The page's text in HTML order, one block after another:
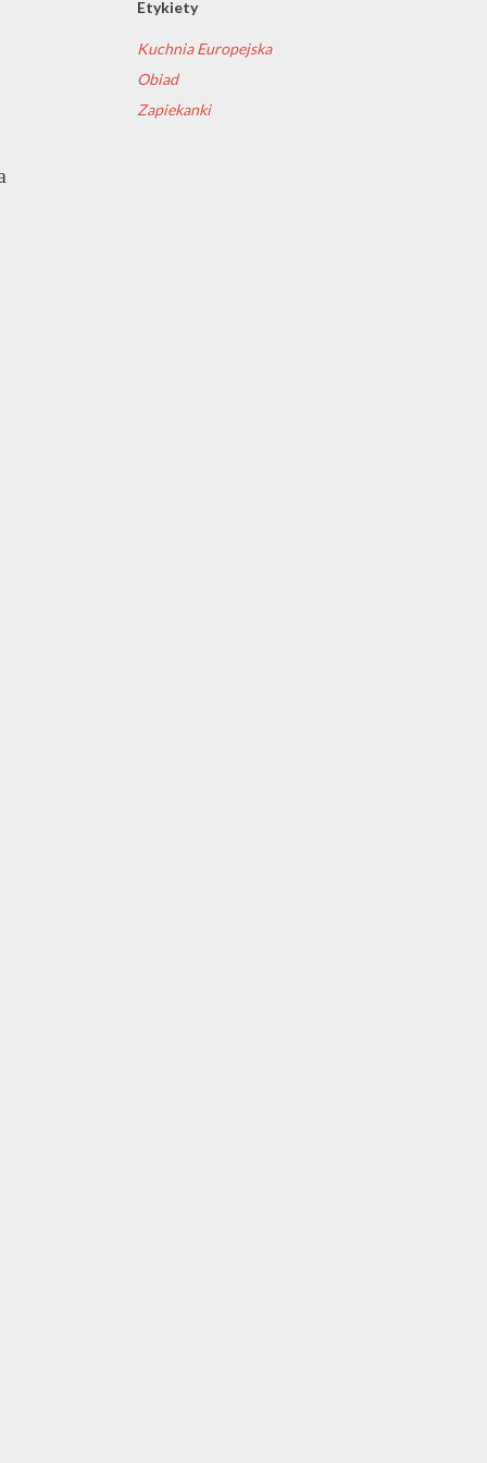
Etykiety
Kuchnia Europejska
Obiad
Zapiekanki